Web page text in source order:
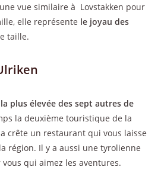
vue similaire à Lovstakken pour
elle représente le joyau des
taille.
, la plus élevée des sept autres de
la deuxième touristique de la
crête un restaurant qui vous laisse
région. Il y a aussi une tyrolienne
qui aimez les aventures.